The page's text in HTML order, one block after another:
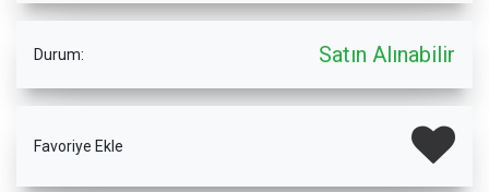
Durum: Satın Alınabilir
Favoriye Ekle